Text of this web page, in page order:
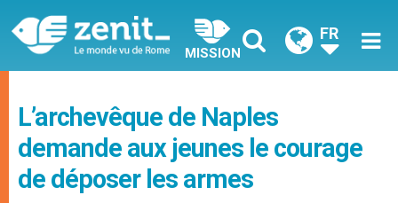
MISSION
FR
L’archevêque de Naples
demande aux jeunes le courage
de déposer les armes